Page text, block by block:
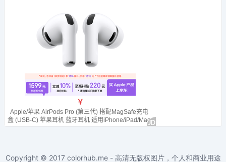
Copyright © 2017 colorhub.me - 高清无版权图片，个人和商业用途